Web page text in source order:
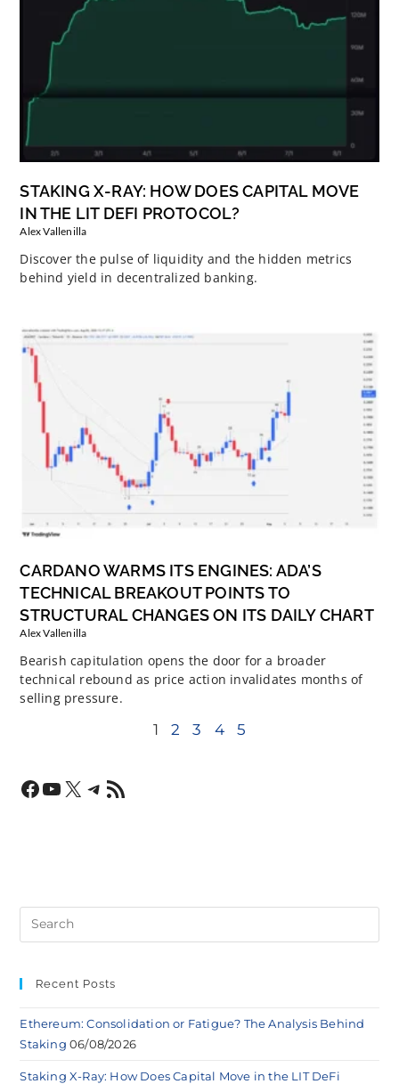
STAKING X-RAY: HOW DOES CAPITAL MOVE
IN THE LIT DEFI PROTOCOL?
Alex Vallenilla
Discover the pulse of liquidity and the hidden metrics
behind yield in decentralized banking.
CARDANO WARMS ITS ENGINES: ADA’S
TECHNICAL BREAKOUT POINTS TO
STRUCTURAL CHANGES ON ITS DAILY CHART
Alex Vallenilla
Bearish capitulation opens the door for a broader
technical rebound as price action invalidates months of
selling pressure.
1 2 3 4 5
Recent Posts
Ethereum: Consolidation or Fatigue? The Analysis Behind
Staking 06/08/2026
Staking X-Ray: How Does Capital Move in the LIT DeFi